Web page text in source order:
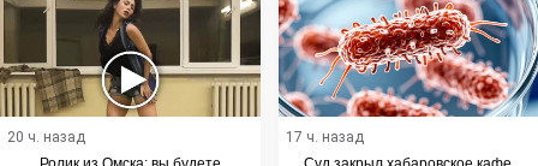
20 ч. назад
17 ч. назад